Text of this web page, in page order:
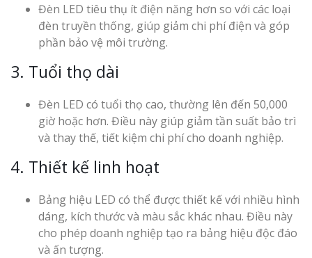
Đèn LED tiêu thụ ít điện năng hơn so với các loại
đèn truyền thống, giúp giảm chi phí điện và góp
phần bảo vệ môi trường.
3. Tuổi thọ dài
Đèn LED có tuổi thọ cao, thường lên đến 50,000
giờ hoặc hơn. Điều này giúp giảm tần suất bảo trì
và thay thế, tiết kiệm chi phí cho doanh nghiệp.
4. Thiết kế linh hoạt
Bảng hiệu LED có thể được thiết kế với nhiều hình
dáng, kích thước và màu sắc khác nhau. Điều này
cho phép doanh nghiệp tạo ra bảng hiệu độc đáo
và ấn tượng.